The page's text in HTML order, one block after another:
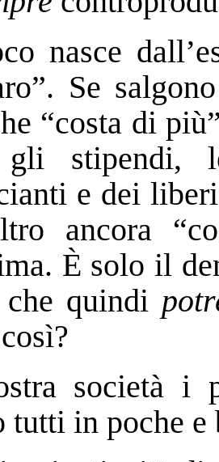
nasce
Se
“costa di
gli stipendi,
e dei
ancora
È solo il
quindi
società i
tutti in poche